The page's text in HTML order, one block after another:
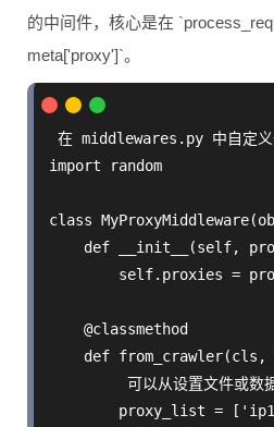
的中间件，核心是在
meta['proxy']`。
在 middlewares.py 中自定义
import random
class
def __init__(self,
self.proxies =
    @classmethod
def from_crawler(cls,
可以从设置文件或数
proxy_list =